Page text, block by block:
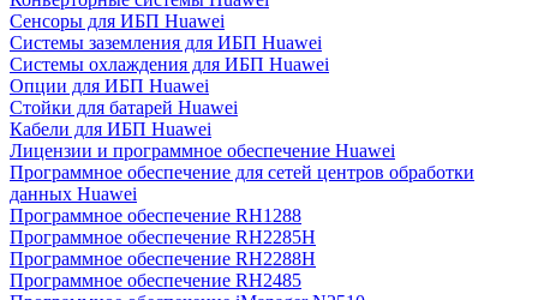
Сенсоры для ИБП Huawei
Системы заземления для ИБП Huawei
Системы охлаждения для ИБП Huawei
Опции для ИБП Huawei
Стойки для батарей Huawei
Кабели для ИБП Huawei
Лицензии и программное обеспечение Huawei
Программное обеспечение для сетей центров обработки
данных Huawei
Программное обеспечение RH1288
Программное обеспечение RH2285H
Программное обеспечение RH2288H
Программное обеспечение RH2485